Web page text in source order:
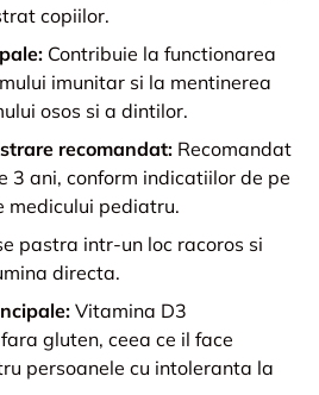
copiilor.
Contribuie la functionarea
imunitar si la mentinerea
osos si a dintilor.
recomandat: Recomandat
3 ani, conform indicatiilor de pe
medicului pediatru.
pastra intr-un loc racoros si
directa.
Vitamina D3
gluten, ceea ce il face
persoanele cu intoleranta la